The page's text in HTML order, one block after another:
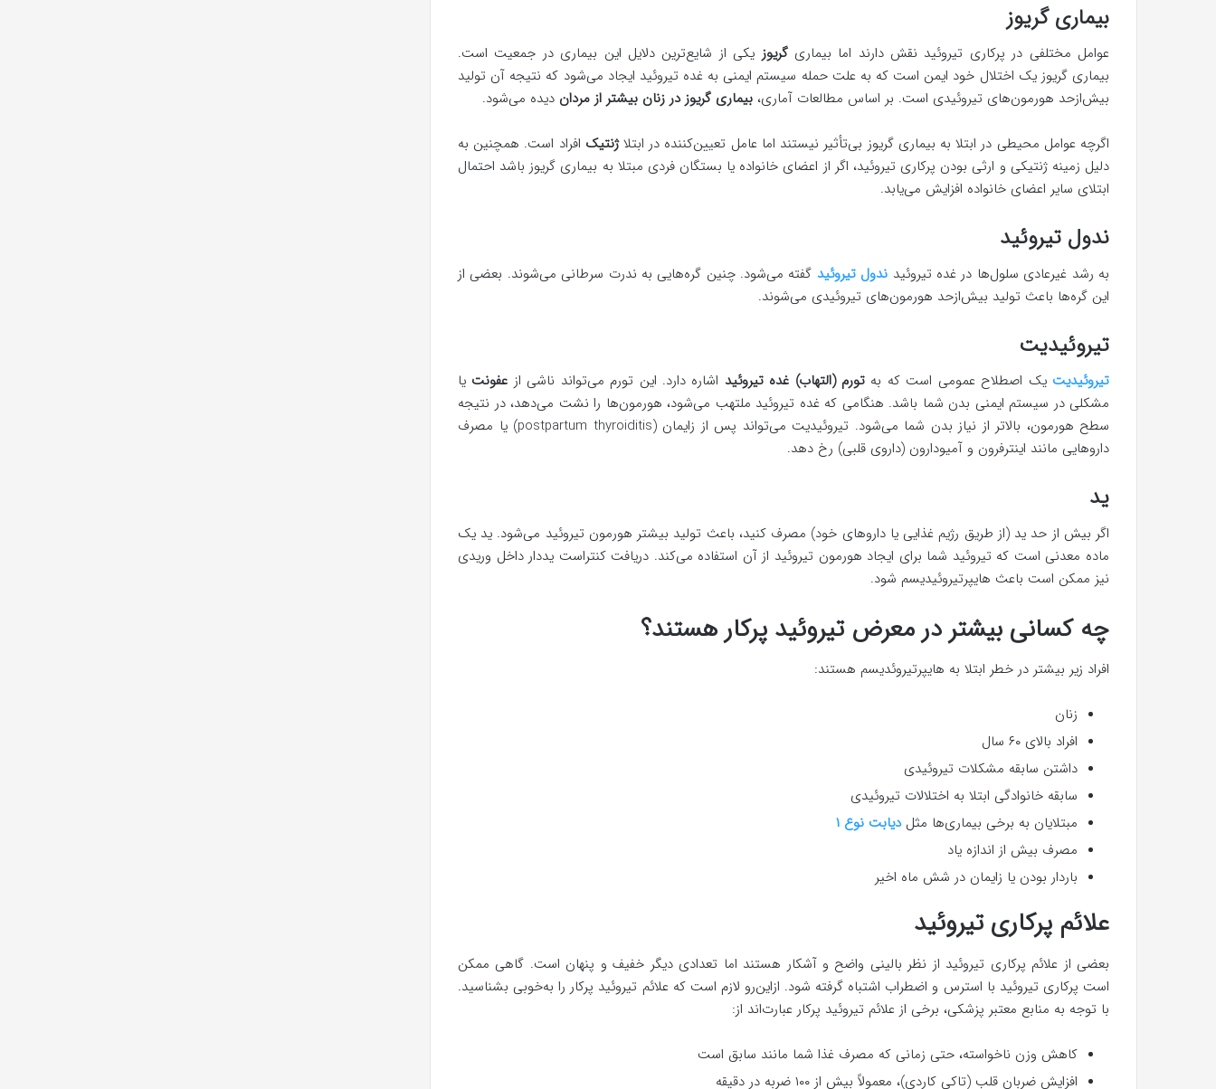
بیماری گریوز
عوامل مختلفی در پرکاری تیروئید نقش دارند اما بیماریگریوز یکی از شایع‌ترین دلایل این بیماری در جمعیت است.
بیماری گریوز یک اختلال خود ایمن است که به علت حمله سیستم ایمنی به غده تیروئید ایجاد می‌شود که نتیجه آن تولید
بیش‌ازحد هورمون‌های تیروئیدی است. بر اساس مطالعات آماری، بیماری گریوز در زنان بیشتر از مردان دیده می‌شود.
اگرچه عوامل محیطی در ابتلا به بیماری گریوز بی‌تأثیر نیستند اما عامل تعیین‌کننده در ابتلاژنتیک افراد است. همچنین به
دلیل زمینه ژنتیکی و ارثی بودن پرکاری تیروئید، اگر از اعضای خانواده یا بستگان فردی مبتلا به بیماری گریوز باشد احتمال
ابتلای سایر اعضای خانواده افزایش می‌یابد.
ندول تیروئید
به رشد غیرعادی سلول‌ها در غده تیروئید ندول تیروئید گفته می‌شود. چنین گره‌هایی به ندرت سرطانی می‌شوند. بعضی از
این گره‌ها باعث تولید بیش‌ازحد هورمون‌های تیروئیدی می‌شوند.
تیروئیدیت
تیروئیدیت یک اصطلاح عمومی است که به تورم (التهاب) غده تیروئید اشاره دارد. این تورم می‌تواند ناشی از عفونت یا
مشکلی در سیستم ایمنی بدن شما باشد. هنگامی که غده تیروئید ملتهب می‌شود، هورمون‎‌ها را نشت می‌دهد، در نتیجه
سطح هورمون‌، بالاتر از نیاز بدن شما می‌شود. تیروئیدیت می‌تواند پس از زایمان (postpartum thyroiditis) یا مصرف
داروهایی مانند اینترفرون و آمیودارون (داروی قلبی) رخ دهد.
ید
اگر بیش از حد ید (از طریق رژیم غذایی یا داروهای خود) مصرف کنید، باعث تولید بیشتر هورمون تیروئید می‌شود. ید یک
ماده معدنی است که تیروئید شما برای ایجاد هورمون تیروئید از آن استفاده می‌کند. دریافت کنتراست یددار داخل وریدی
نیز ممکن است باعث هایپرتیروئیدیسم شود.
چه کسانی بیشتر در معرض تیروئید پرکار هستند؟
افراد زیر بیشتر در خطر ابتلا به هایپرتیروئدیسم هستند:
زنان
افراد بالای ۶۰ سال
داشتن سابقه مشکلات تیروئیدی
سابقه خانوادگی ابتلا به اختلالات تیروئیدی
مبتلایان به برخی بیماری‌ها مثل دیابت نوع ۱
مصرف بیش از اندازه یاد
باردار بودن یا زایمان در شش ماه اخیر
علائم پرکاری تیروئید
بعضی از علائم پرکاری تیروئید از نظر بالینی واضح و آشکار هستند اما تعدادی دیگر خفیف و پنهان است. گاهی ممکن
است پرکاری تیروئید با استرس و اضطراب اشتباه گرفته شود. ازاین‌رو لازم است که علائم تیروئید پرکار را به‌خوبی بشناسید.
با توجه به منابع معتبر پزشکی، برخی از علائم تیروئید پرکار عبارت‌اند از:
کاهش وزن ناخواسته، حتی زمانی که مصرف غذا شما مانند سابق است
افزایش ضربان قلب (تاکی کاردی)، معمولاً بیش از ۱۰۰ ضربه در دقیقه